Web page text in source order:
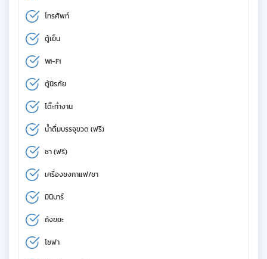
โทรศัพท์
ตู้เย็น
Wi-Fi
ตู้นิรภัย
โต๊ะทำงาน
น้ำดื่มบรรจุขวด (ฟรี)
ชา (ฟรี)
เครื่องชงกาแฟ/ชา
มินิบาร์
ถังขยะ
โซฟา